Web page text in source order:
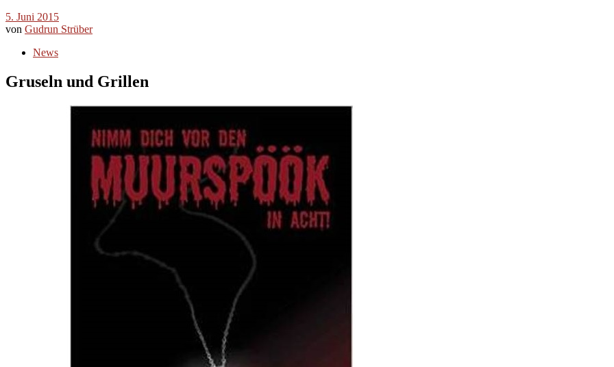
5. Juni 2015
von Gudrun Strüber
News
Gruseln und Grillen